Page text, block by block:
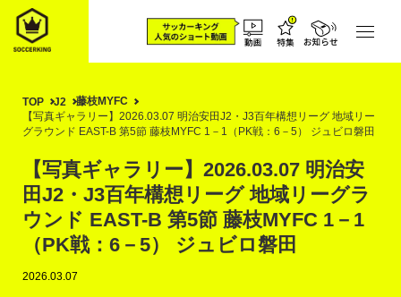
TOP J2
藤枝MYFC
【写真ギャラリー】2026.03.07 明治安田J2・J3百年構想リーグ 地域リー
グラウンド EAST-B 第5節 藤枝MYFC 1－1（PK戦：6－5） ジュビロ磐田
【写真ギャラリー】2026.03.07 明治安
田J2・J3百年構想リーグ 地域リーグラ
ウンド EAST-B 第5節 藤枝MYFC 1－1
（PK戦：6－5） ジュビロ磐田
2026.03.07